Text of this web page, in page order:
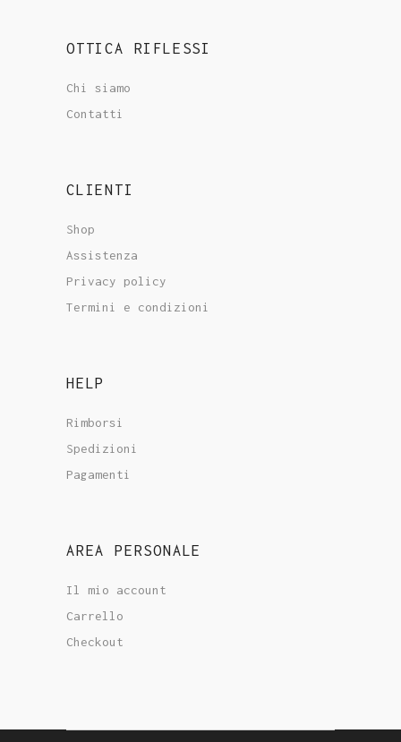
OTTICA RIFLESSI
Chi siamo
Contatti
CLIENTI
Shop
Assistenza
Privacy policy
Termini e condizioni
HELP
Rimborsi
Spedizioni
Pagamenti
AREA PERSONALE
Il mio account
Carrello
Checkout